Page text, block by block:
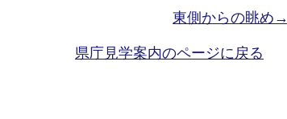
東側からの眺め→
県庁見学案内のページに戻る